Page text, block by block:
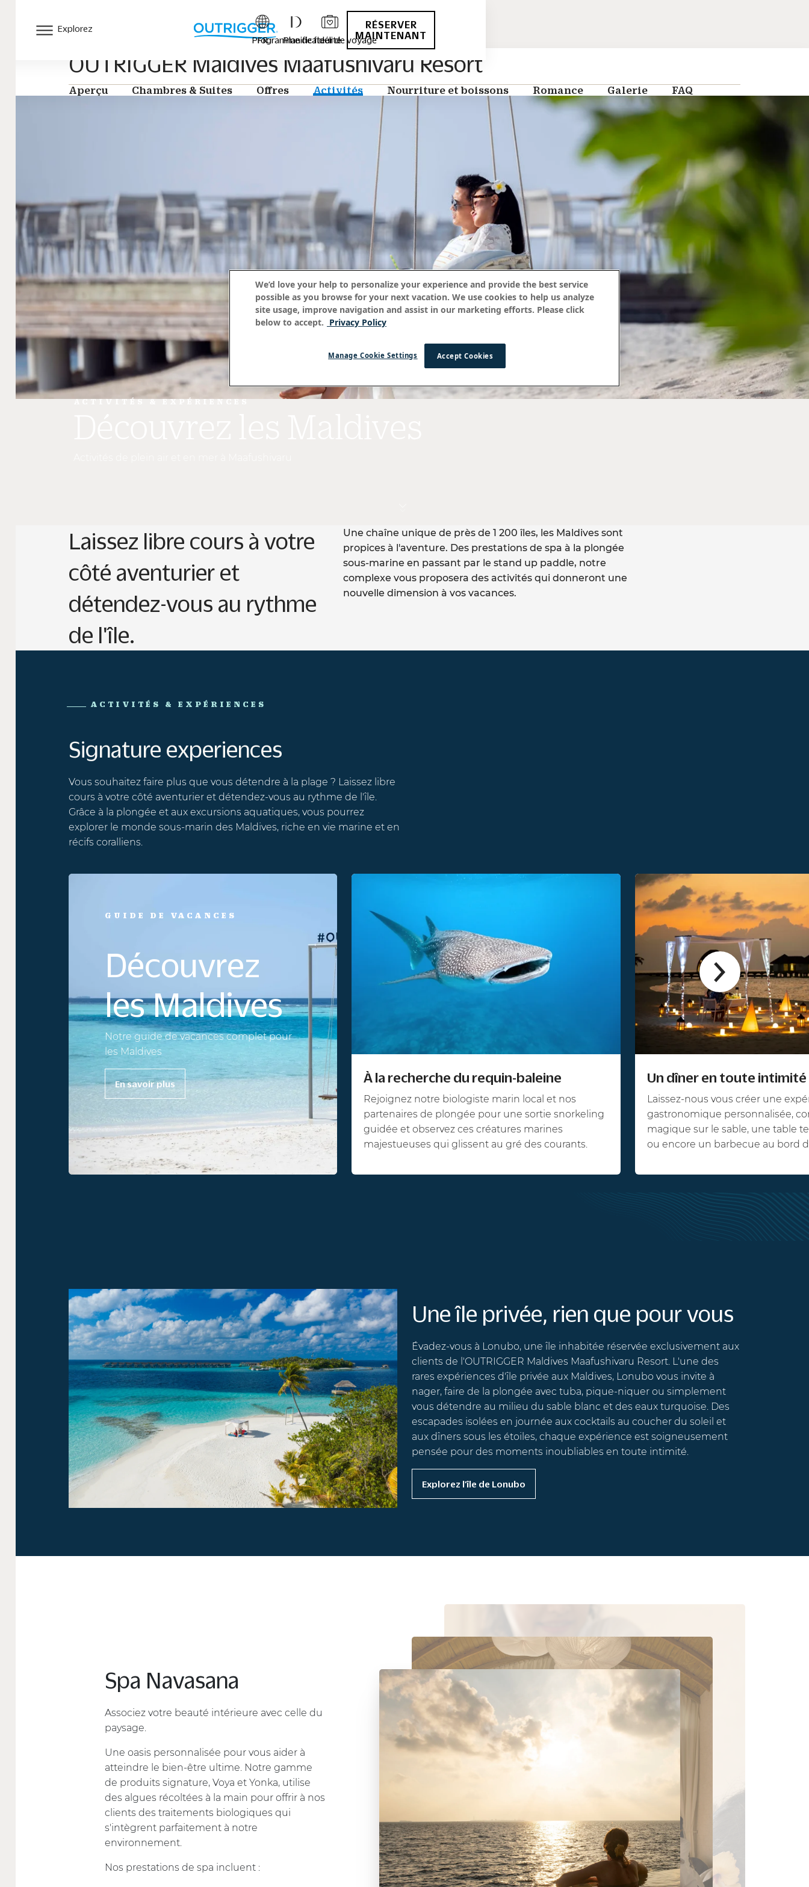
Explorez
FR
Programme de fidélité
Planificateur de voyage
RÉSERVER
MAINTENANT
OUTRIGGER Maldives Maafushivaru Resort
Aperçu Chambres & Suites Offres Activités Nourriture et boissons Romance Galerie FAQ
ACTIVITÉS & EXPÉRIENCES
Laissez libre cours à votre
côté aventurier et
détendez-vous au rythme
de l'île.
Une chaîne unique de près de 1 200îles, les Maldives sont
propices à l'aventure. Des prestations de spa à la plongée
sous-marine en passant par le stand up paddle, notre
complexe vous proposera des activitésqui donneront une
nouvelle dimension à vos vacances.
ACTIVITÉS & EXPÉRIENCES
Signature experiences
Vous souhaitez faire plus que vous détendre à la plage ?Laissez libre
cours à votre côté aventurier et détendez-vous au rythme de l'île.
Grâce à la plongéeet aux excursions aquatiques, vous pourrez
explorer le monde sous-marin des Maldives, riche en vie marine et en
récifs coralliens.
GUIDE DE VACANCES
Découvrez
les Maldives
Notre guide de vacances complet pour
les Maldives
En savoir plus À la recherche du requin-baleine
Rejoignez notre biologiste marin local et nos
partenaires de plongée pour une sortie snorkeling
guidée et observez ces créatures marines
majestueuses qui glissent au gré des courants.
Un dîner en toute intimité
Laissez-nous vous créer une
gastronomique personnalisée,
magique sur le sable, une table
ou encore un barbecue au bord de
Une île privée, rien que pour vous
Évadez-vous à Lonubo, une île inhabitée réservée exclusivement aux
clients de l'OUTRIGGER Maldives Maafushivaru Resort. L'une des
rares expériences d'île privée aux Maldives, Lonubo vous invite à
nager, faire de la plongée avec tuba, pique-niquer ou simplement
vous détendre au milieu du sable blanc et des eaux turquoise. Des
escapades isolées en journée aux cocktails au coucher du soleil et
aux dîners sous les étoiles, chaque expérience est soigneusement
pensée pour des moments inoubliables en toute intimité.
Explorez l'île de Lonubo
Spa Navasana
Associez votre beauté intérieure avec celle du
paysage.
Une oasis personnalisée pour vous aider à
atteindre le bien-être ultime. Notre gamme
de produits signature, Voya et Yonka, utilise
des algues récoltées à la main pour offrir à nos
clients des traitements biologiques qui
s'intègrent parfaitement à notre
environnement.
Nos prestations de spa incluent :
We’d love your help to personalize your experience and provide the best service
possible as you browse for your next vacation. We use cookies to help us analyze
site usage, improve navigation and assist in our marketing efforts. Please click
below to accept. Privacy Policy
Accept Cookies
Manage Cookie Settings